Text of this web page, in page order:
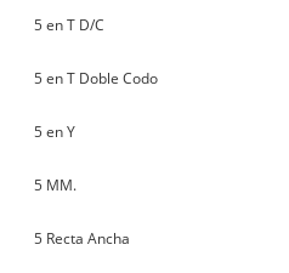
5 en T D/C
5 en T Doble Codo
5 en Y
5 MM.
5 Recta Ancha